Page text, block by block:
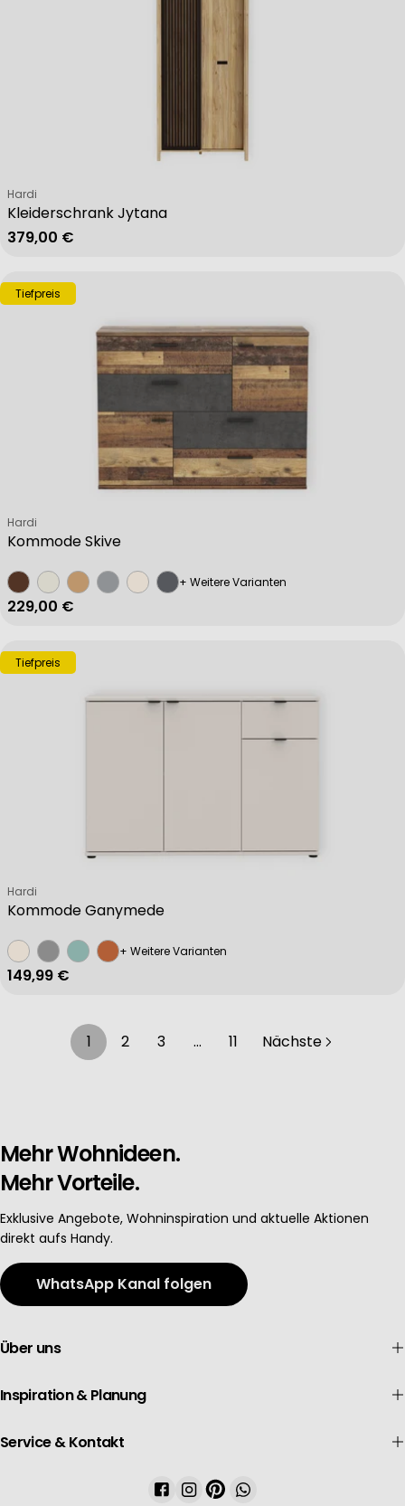
Kleiderschrank Jytana
Verkäufer:
Hardi
Regulärer Preis
379,00 €
Tiefpreis
Kommode Skive
Verkäufer:
Hardi
+ Weitere Varianten
Regulärer Preis
229,00 €
Tiefpreis
Kommode Ganymede
Verkäufer:
Hardi
+ Weitere Varianten
Regulärer Preis
149,99 €
1 2 3 … 11 Nächste
Mehr Wohnideen.
Mehr Vorteile.
Exklusive Angebote, Wohninspiration und aktuelle Aktionen
direkt aufs Handy.
WhatsApp Kanal folgen
Über uns
Inspiration & Planung
Service & Kontakt
Facebook
Instagram
PinterestWhatsApp